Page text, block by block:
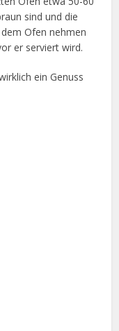
sind und die
Ofen nehmen
er serviert wird.
ein Genuss